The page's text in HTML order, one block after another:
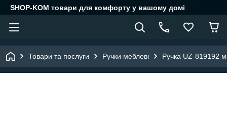
SHOP-KOM товари для комфорту у вашому домі
Товари та послуги Ручки меблеві Ручка UZ-819192